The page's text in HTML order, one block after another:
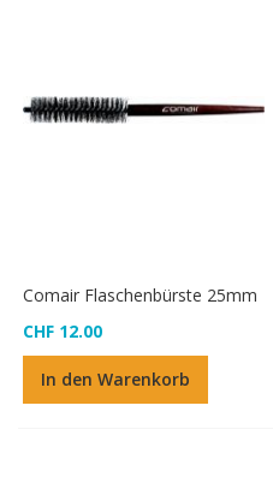
Comair Flaschenbürste 25mm
CHF 12.00
In den Warenkorb